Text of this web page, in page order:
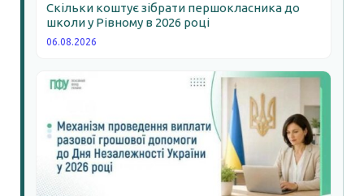
Скільки коштує зібрати першокласника до
школи у Рівному в 2026 році
06.08.2026